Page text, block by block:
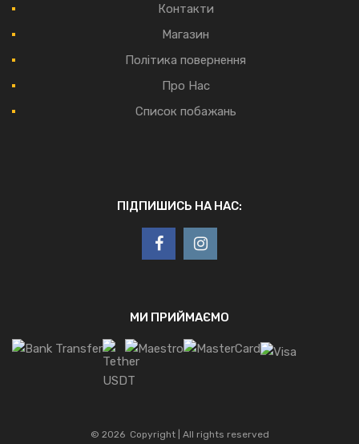
Контакти
Магазин
Політика повернення
Про Нас
Список побажань
ПІДПИШИСЬ НА НАС:
МИ ПРИЙМАЄМО
© 2026 Copyright | All rights reserved